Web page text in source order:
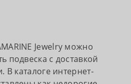
Jewelry можно
подвеска с доставкой
В каталоге интернет-